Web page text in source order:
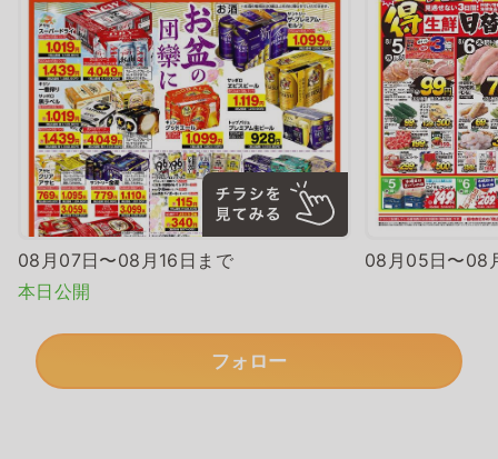
08月07日〜08月16日まで
本日公開
08月05日〜08
フォロー